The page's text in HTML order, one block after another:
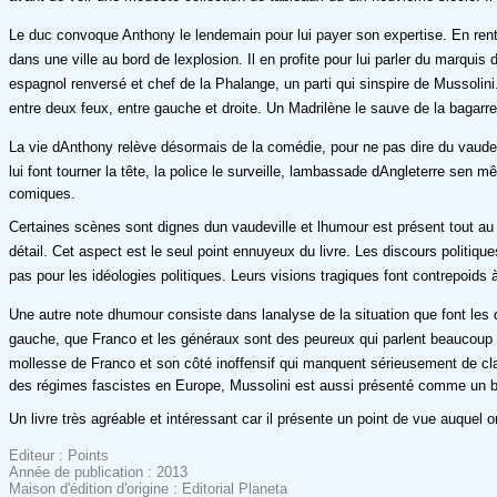
Le duc convoque Anthony le lendemain pour lui payer son expertise. En
dans une ville au bord de lexplosion. Il en profite pour lui parler du
espagnol renversé et chef de la Phalange, un parti qui sinspire de
entre deux feux, entre gauche et droite. Un Madrilène le sauve de la
La vie dAnthony relève désormais de la comédie, pour ne pas dire du
lui font tourner la tête, la police le surveille, lambassade dAngleterre
comiques.
Certaines scènes sont dignes dun vaudeville et lhumour est présent tout
détail. Cet aspect est le seul point ennuyeux du livre. Les discours
pas pour les idéologies politiques. Leurs visions tragiques font contrepoids
Une autre note dhumour consiste dans lanalyse de la situation que font
gauche, que Franco et les généraux sont des peureux qui parlent
mollesse de Franco et son côté inoffensif qui manquent sérieusement de
des régimes fascistes en Europe, Mussolini est aussi présenté comme un
Un livre très agréable et intéressant car il présente un point de vue auquel
Editeur : Points
Année de publication : 2013
Maison d'édition d'origine : Editorial Planeta